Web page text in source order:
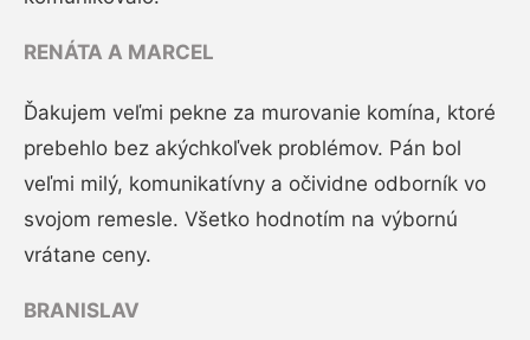
RENÁTA A MARCEL
Ďakujem veľmi pekne za murovanie komína, ktoré
prebehlo bez akýchkoľvek problémov. Pán bol
veľmi milý, komunikatívny a očividne odborník vo
svojom remesle. Všetko hodnotím na výbornú
vrátane ceny.
BRANISLAV